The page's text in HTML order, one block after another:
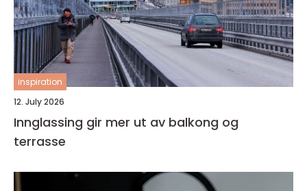
inspiration
12. July 2026
Innglassing gir mer ut av balkong og
terrasse